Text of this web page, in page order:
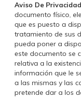
Aviso De
documento físico,
que es puesto a
tratamiento de sus
pueda poner a
este documento se
relativa a la
información que le
a las mismas y las
pretende dar a los